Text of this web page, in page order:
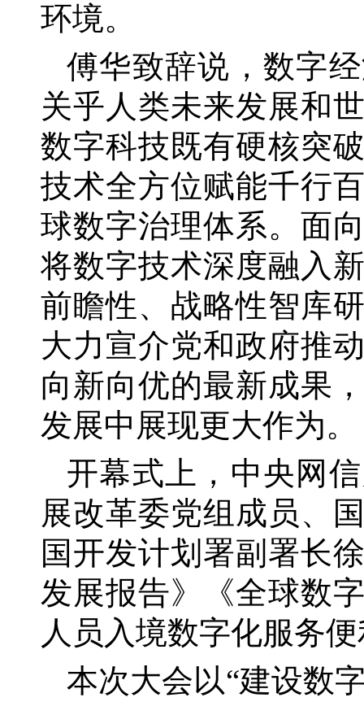
环境。
傅华致辞说，数字
关乎人类未来发展和
数字科技既有硬核突
技术全方位赋能千行
球数字治理体系。面
将数字技术深度融入
前瞻性、战略性智库
大力宣介党和政府推
向新向优的最新成果
发展中展现更大作为。
开幕式上，中央网
展改革委党组成员、
国开发计划署副署长
发展报告》《全球数
人员入境数字化服务
本次大会以“建设数